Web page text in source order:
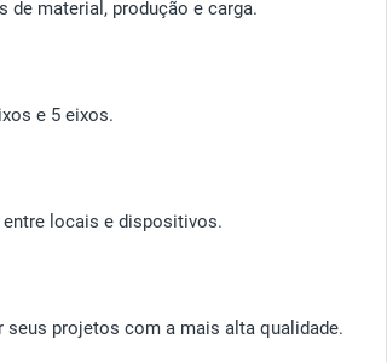
de material, produção e carga.
e 5 eixos.
locais e dispositivos.
seus projetos com a mais alta qualidade.